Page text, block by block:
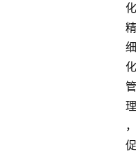
化
精
细
化
管
理
，
促